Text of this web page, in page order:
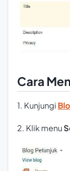
Cara
1. Kunjungi
2. Klik menu